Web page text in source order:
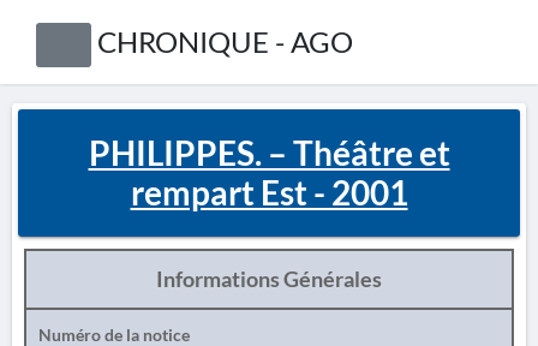
CHRONIQUE - AGO
PHILIPPES. – Théâtre et
rempart Est - 2001
Informations Générales
Numéro de la notice